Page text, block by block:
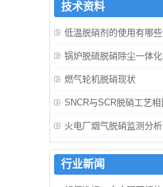
技术资料
低温脱硝剂的使用有哪些
锅炉脱硫脱硝除尘一体
燃气轮机脱硝现状
SNCR与SCR脱硝工艺
火电厂烟气脱硝监测分析
行业新闻